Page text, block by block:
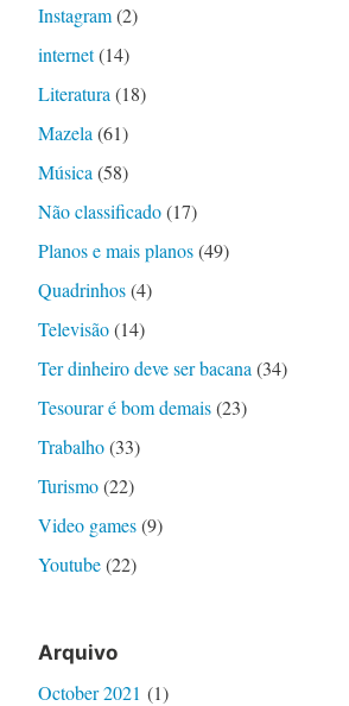
Instagram(2)
internet(14)
Literatura (18)
Mazela (61)
Música (58)
Não classificado(17)
Planos e mais planos(49)
Quadrinhos(4)
Televisão(14)
Ter dinheiro deve ser bacana (34)
Tesourar é bom demais(23)
Trabalho(33)
Turismo(22)
Video games(9)
Youtube(22)
Arquivo
October 2021 (1)